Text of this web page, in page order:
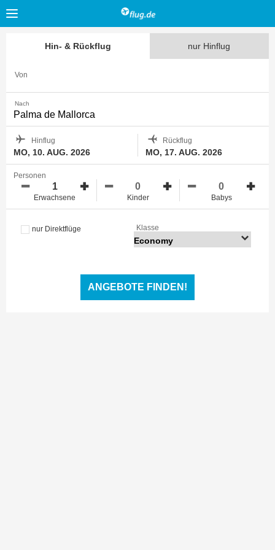
Hin- & Rückflug nur Hinflug
Von
Nach
Hinflug
MO, 10. AUG. 2026
Rückflug
MO, 17. AUG. 2026
Personen
Erwachsene Kinder Babys
nur Direktflüge Klasse
ANGEBOTE FINDEN!